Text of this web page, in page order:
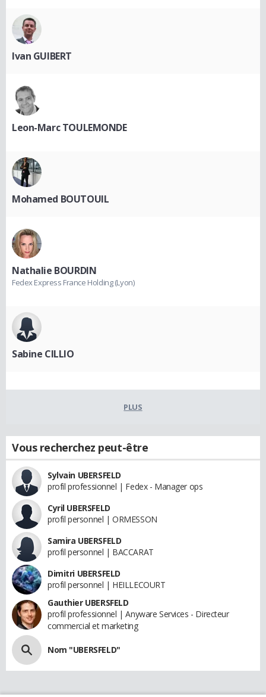
Ivan GUIBERT
Leon-Marc TOULEMONDE
Mohamed BOUTOUIL
Nathalie BOURDIN
Fedex Express France Holding (Lyon)
Sabine CILLIO
PLUS
Vous recherchez peut-être
Sylvain UBERSFELD
profil professionnel | Fedex - Manager ops
Cyril UBERSFELD
profil personnel | ORMESSON
Samira UBERSFELD
profil personnel | BACCARAT
Dimitri UBERSFELD
profil personnel | HEILLECOURT
Gauthier UBERSFELD
profil professionnel | Anyware Services - Directeur
commercial et marketing
Nom "UBERSFELD"